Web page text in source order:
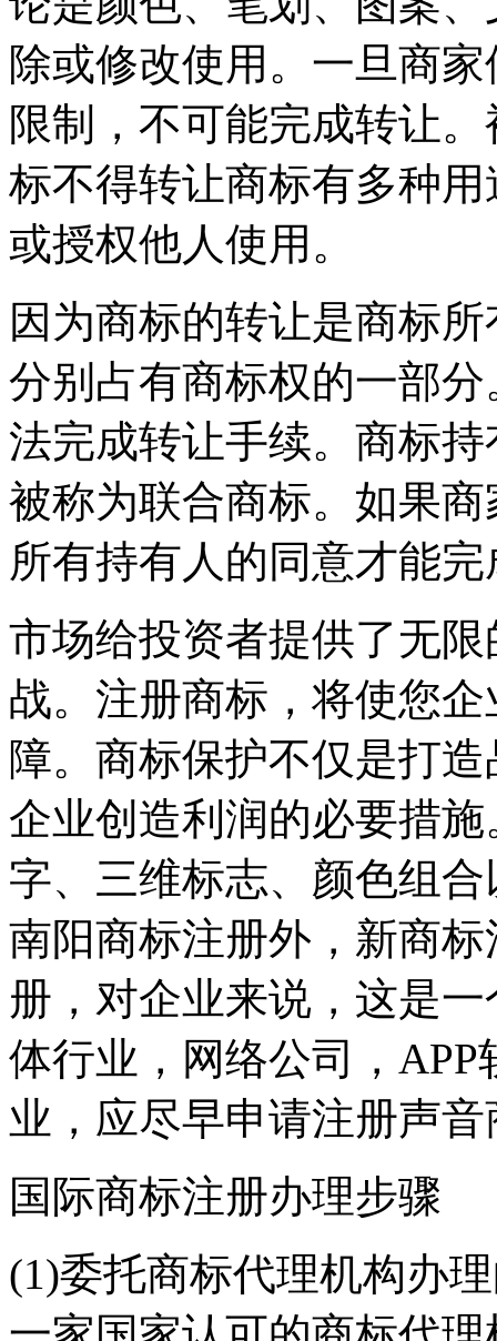
除或修改使用。一旦商
限制，不可能完成转让
标不得转让商标有多种
或授权他人使用。
因为商标的转让是商标
分别占有商标权的一部
法完成转让手续。商标
被称为联合商标。如果
所有持有人的同意才能
市场给投资者提供了无
战。注册商标，将使您
障。商标保护不仅是打
企业创造利润的必要措
字、三维标志、颜色组
南阳商标注册外，新商
册，对企业来说，这是
体行业，网络公司，
业，应尽早申请注册声音
国际商标注册办理步骤
(1)委托商标代理机构办